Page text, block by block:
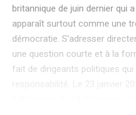
britannique de juin dernier qui
apparaît surtout comme une
démocratie. S’adresser
une question courte et à la
fait de dirigeants politiques
responsabilité. Le 23 janvier